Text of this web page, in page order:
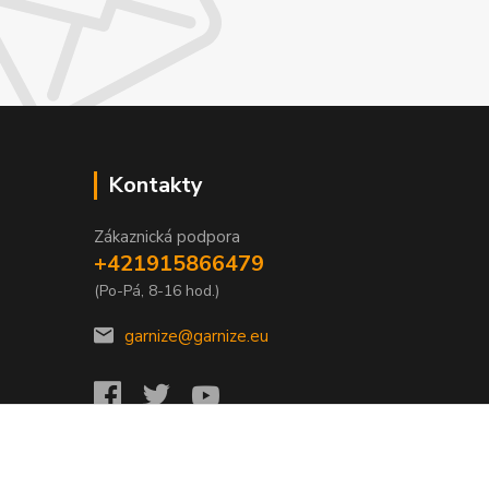
Kontakty
Zákaznická podpora
+421915866479
(Po-Pá, 8-16 hod.)
garnize@garnize.eu